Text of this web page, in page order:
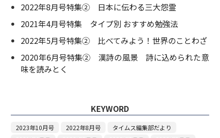
2022年8月号特集② 日本に伝わる三大怨霊
2021年4月号特集 タイプ別 おすすめ勉強法
2022年5月号特集② 比べてみよう！世界のことわざ
2020年6月号特集② 漢詩の風景 詩に込められた意
味を読みとく
KEYWORD
2023年10月号 2022年8月号
タイムス編集部だより